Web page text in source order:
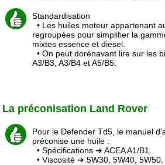
Standardisation
• Les huiles moteur appartenant
regroupées pour simplifier la
mixtes essence et diesel.
• On peut dorénavant lire sur les
A3/B3, A3/B4 et A5/B5.
La préconisation Land Rover
Pour le Defender Td5, le manuel
préconise une huile :
• Spécifications ➔ ACEA A1/B1.
• Viscosité ➔ 5W30, 5W40, 5W50.